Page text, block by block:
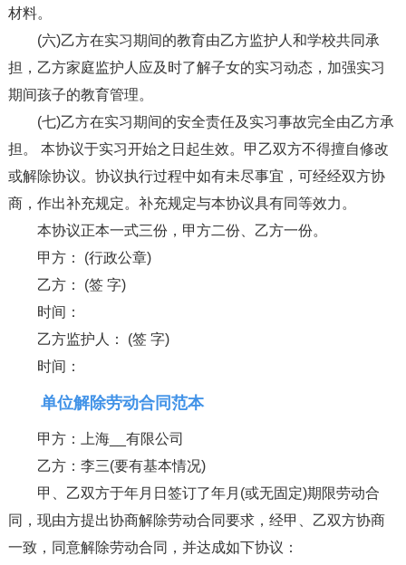
材料。
(六)乙方在实习期间的教育由乙方监护人和学校共同承
担，乙方家庭监护人应及时了解子女的实习动态，加强实习
期间孩子的教育管理。
(七)乙方在实习期间的安全责任及实习事故完全由乙方承
担。 本协议于实习开始之日起生效。甲乙双方不得擅自修改
或解除协议。协议执行过程中如有未尽事宜，可经经双方协
商，作出补充规定。补充规定与本协议具有同等效力。
本协议正本一式三份，甲方二份、乙方一份。
甲方： (行政公章)
乙方： (签 字)
时间：
乙方监护人： (签 字)
时间：
单位解除劳动合同范本
甲方：上海__有限公司
乙方：李三(要有基本情况)
甲、乙双方于年月日签订了年月(或无固定)期限劳动合
同，现由方提出协商解除劳动合同要求，经甲、乙双方协商
一致，同意解除劳动合同，并达成如下协议：